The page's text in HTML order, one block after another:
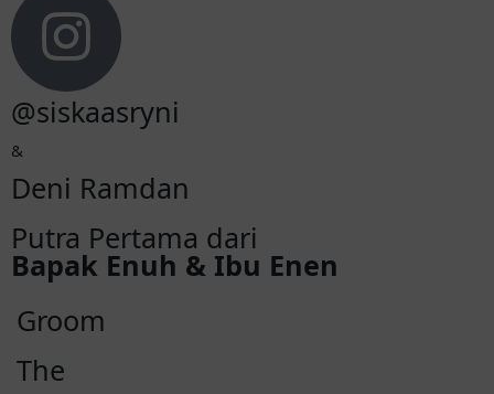
@siskaasryni
&
Deni Ramdan
Putra Pertama dari
Bapak Enuh & Ibu Enen
Groom
The